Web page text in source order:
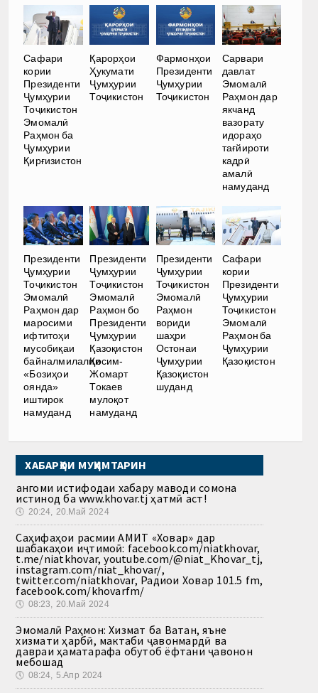
Сафари
кории
Президенти
Ҷумҳурии
Тоҷикистон
Эмомалӣ
Раҳмон ба
Ҷумҳурии
Қирғизистон
Қарорҳои
Ҳукумати
Ҷумҳурии
Тоҷикистон
Фармонҳои
Президенти
Ҷумҳурии
Тоҷикистон
Сарвари
давлат
Эмомалӣ
Раҳмон дар
якчанд
вазорату
идораҳо
тағйироти
кадрӣ
амалӣ
намуданд
Президенти
Ҷумҳурии
Тоҷикистон
Эмомалӣ
Раҳмон дар
маросими
ифтитоҳи
мусобиқаи
байналмилалии
«Бозиҳои
оянда»
иштирок
намуданд
Президенти
Ҷумҳурии
Тоҷикистон
Эмомалӣ
Раҳмон бо
Президенти
Ҷумҳурии
Қазоқистон
Қосим-
Жомарт
Токаев
мулоқот
намуданд
Президенти
Ҷумҳурии
Тоҷикистон
Эмомалӣ
Раҳмон
вориди
шаҳри
Остонаи
Ҷумҳурии
Қазоқистон
шуданд
Сафари
кории
Президенти
Ҷумҳурии
Тоҷикистон
Эмомалӣ
Раҳмон ба
Ҷумҳурии
Қазоқистон
ХАБАРҲОИ МУҲИМТАРИН
Ҳангоми истифодаи хабару маводи сомона
истинод ба www.khovar.tj ҳатмӣ аст!
🕔 20:24, 20.Май 2024
Саҳифаҳои расмии АМИТ «Ховар» дар
шабакаҳои иҷтимоӣ: facebook.com/niatkhovar,
t.me/niatkhovar, youtube.com/@niat_Khovar_tj,
instagram.com/niat_khovar/,
twitter.com/niatkhovar, Радиои Ховар 101.5 fm,
facebook.com/khovarfm/
🕔 08:23, 20.Май 2024
Эмомалӣ Раҳмон: Хизмат ба Ватан, яъне
хизмати ҳарбӣ, мактаби ҷавонмардӣ ва
давраи ҳаматарафа обутоб ёфтани ҷавонон
мебошад
🕔 08:24, 5.Апр 2024